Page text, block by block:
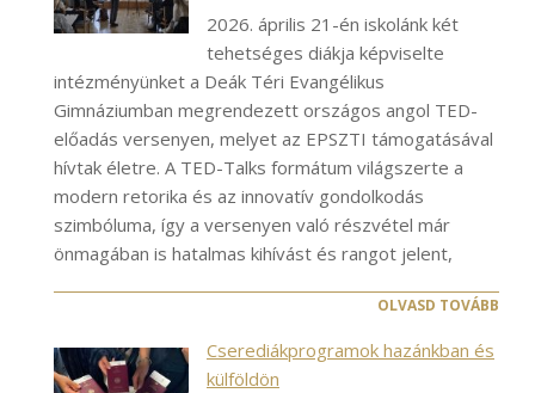
2026. április 21-én iskolánk két
tehetséges diákja képviselte
intézményünket a Deák Téri Evangélikus
Gimnáziumban megrendezett országos angol TED-
előadás versenyen, melyet az EPSZTI támogatásával
hívtak életre. A TED-Talks formátum világszerte a
modern retorika és az innovatív gondolkodás
szimbóluma, így a versenyen való részvétel már
önmagában is hatalmas kihívást és rangot jelent,
OLVASD TOVÁBB
Cserediákprogramok hazánkban és
külföldön